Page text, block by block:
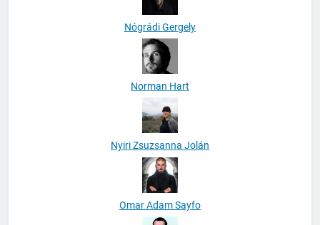
Nógrádi Gergely
Norman Hart
Nyiri Zsuzsanna Jolán
Omar Adam Sayfo